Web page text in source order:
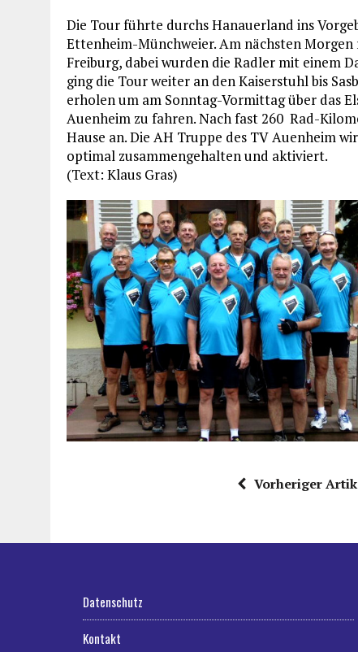
Die Tour führte durchs Hanauerland ins
Ettenheim-Münchweier. Am nächsten
Freiburg, dabei wurden die Radler mit einem
ging die Tour weiter an den Kaiserstuhl bis
erholen um am Sonntag-Vormittag über das
Auenheim zu fahren. Nach fast 260 Rad-
Hause an. Die AH Truppe des TV Auenheim
optimal zusammengehalten und aktiviert.
(Text: Klaus Gras)
Vorheriger
Datenschutz
Kontakt